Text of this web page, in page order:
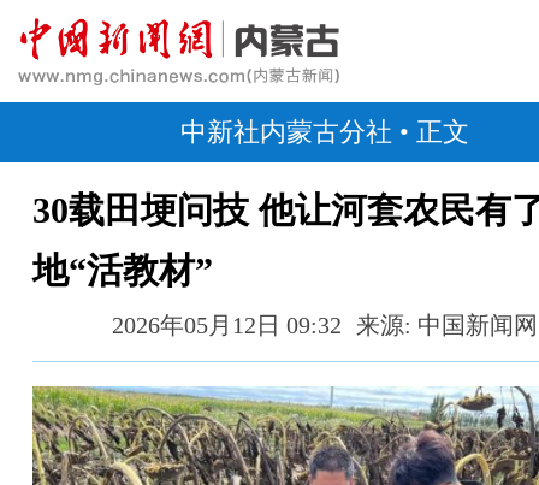
中新社内蒙古分社 • 正文
30载田埂问技 他让河套农民有
地“活教材”
2026年05月12日 09:32 来源: 中国新闻网